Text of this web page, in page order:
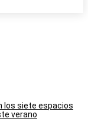
los siete espacios
verano